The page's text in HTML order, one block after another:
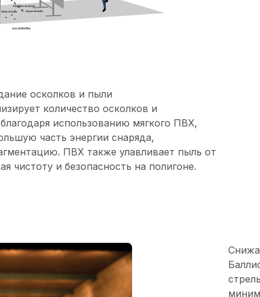
осколков и пыли
количество осколков и
использованию мягкого ПВХ,
часть энергии снаряда,
ПВХ также улавливает пыль от
чистоту и безопасность на полигоне.